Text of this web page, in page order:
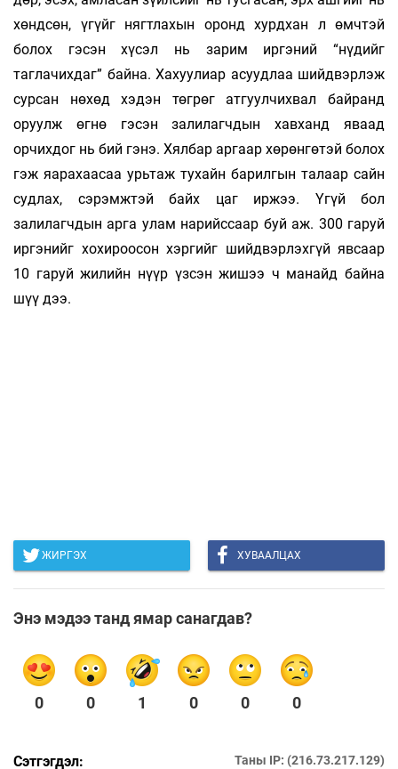
хөндсөн, үгүйг нягтлахын оронд хурд­­­хан л өмчтэй
болох гэсэн хүсэл нь за­рим ир­­­­гэ­­ний “нүдийг
таглачихдаг” байна. Хахуу­лиар асуудлаа шийдвэрлэж
сурсан нөхөд хэдэн төг­­рөг атгуулчихвал байранд
оруулж өгнө гэ­сэн залилагчдын хавханд яваад
орчихдог нь бий гэнэ. Хялбар аргаар хөрөнгөтэй болох
гэж яа­­рахаасаа урьтаж тухайн барилгын та­лаар сайн
судлах, сэрэмжтэй байх цаг иржээ. Үгүй бол
залилагчдын арга улам нарийссаар буй аж. 300 гаруй
иргэнийг хохироосон хэргийг шийд­­­вэрлэхгүй явсаар
10 гаруй жилийн нүүр үз­сэн жишээ ч манайд байна
шүү дээ.
ЖИРГЭХ ХУВААЛЦАХ
Энэ мэдээ танд ямар санагдав?
0 0 1 0 0 0
Сэтгэгдэл: Таны IP: (216.73.217.129)